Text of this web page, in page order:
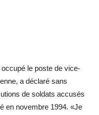
le poste de vice-
a déclaré sans
de soldats accusés
en novembre 1994. «Je